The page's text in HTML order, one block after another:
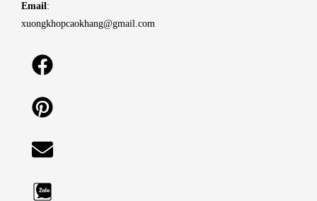
Email:
xuongkhopcaokhang@gmail.com